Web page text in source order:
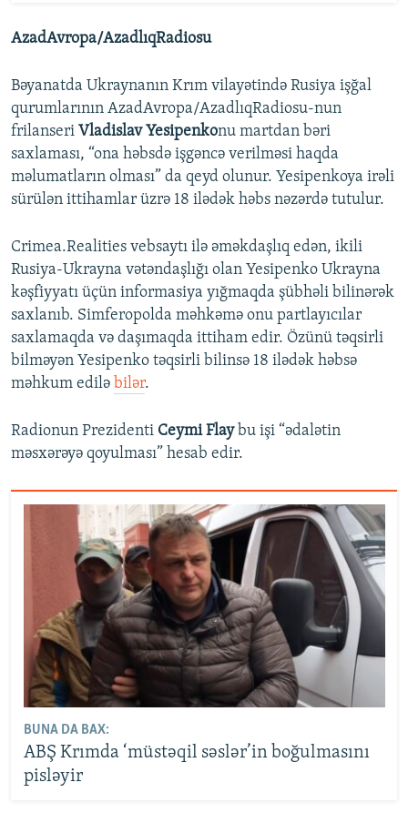
AzadAvropa/AzadlıqRadiosu
Bəyanatda Ukraynanın Krım vilayətində Rusiya işğal
qurumlarının AzadAvropa/AzadlıqRadiosu-nun
frilanseri Vladislav Yesipenkonu martdan bəri
saxlaması, “ona həbsdə işgəncə verilməsi haqda
məlumatların olması” da qeyd olunur. Yesipenkoya irəli
sürülən ittihamlar üzrə 18 ilədək həbs nəzərdə tutulur.
Crimea.Realities vebsaytı ilə əməkdaşlıq edən, ikili
Rusiya-Ukrayna vətəndaşlığı olan Yesipenko Ukrayna
kəşfiyyatı üçün informasiya yığmaqda şübhəli bilinərək
saxlanıb. Simferopolda məhkəmə onu partlayıcılar
saxlamaqda və daşımaqda ittiham edir. Özünü təqsirli
bilməyən Yesipenko təqsirli bilinsə 18 ilədək həbsə
məhkum edilə bilər.
Radionun Prezidenti Ceymi Flay bu işi “ədalətin
məsxərəyə qoyulması” hesab edir.
BUNA DA BAX:
ABŞ Krımda ‘müstəqil səslər’in boğulmasını
pisləyir